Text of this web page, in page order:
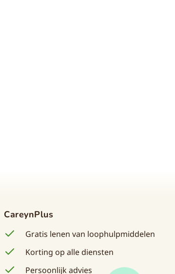
CareynPlus
Gratis lenen van loophulpmiddelen
Korting op alle diensten
Persoonlijk advies